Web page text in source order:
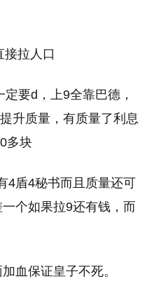
拉人口
要d，上9全靠巴德，
升质量，有质量了利息
多块
4盾4秘书而且质量还可
个如果拉9还有钱，而
血保证皇子不死。